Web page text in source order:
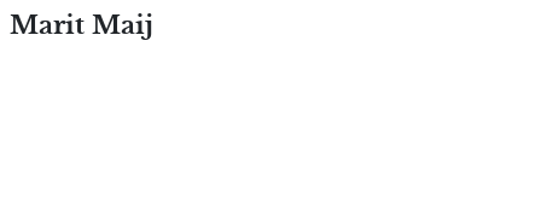
Marit Maij